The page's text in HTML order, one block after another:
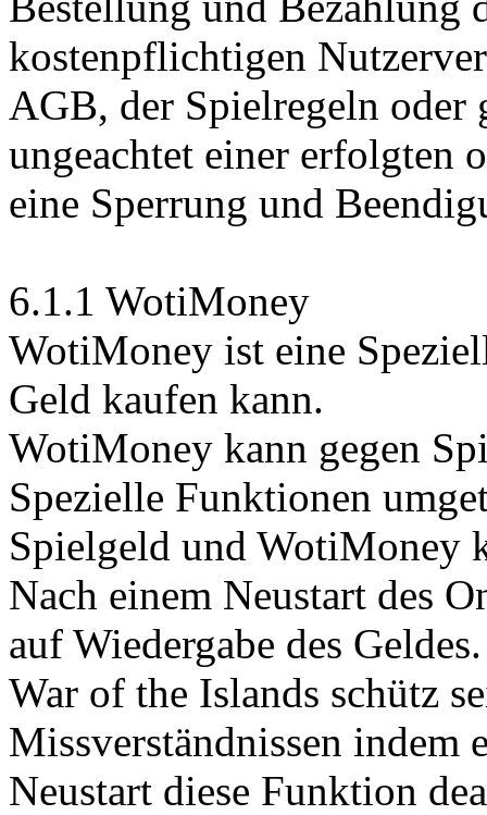
kostenpflichtigen
AGB, der Spielregeln oder
ungeachtet einer erfolgten
eine Sperrung und
6.1.1 WotiMoney
WotiMoney ist eine
Geld kaufen kann.
WotiMoney kann gegen
Spezielle Funktionen
Spielgeld und WotiMoney
Nach einem Neustart des
auf Wiedergabe des Geldes.
War of the Islands schütz
Missverständnissen indem
Neustart diese Funktion